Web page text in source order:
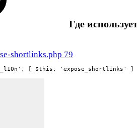
Где
shortlinks.php 79
[ $this, 'expose_shortlinks'